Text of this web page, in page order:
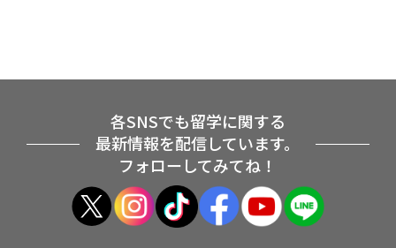
各SNSでも留学に関する
最新情報を配信しています。
フォローしてみてね！